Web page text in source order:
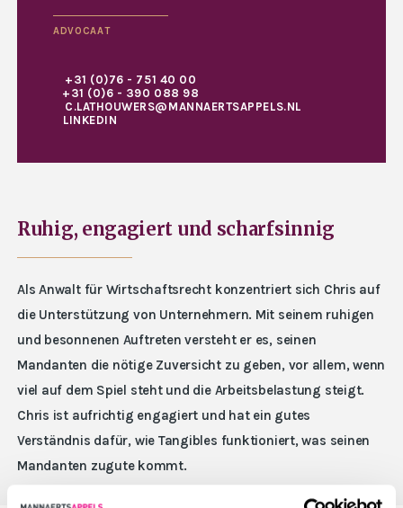
ADVOCAAT
+31 (0)76 - 751 40 00
+31 (0)6 - 390 088 98
C.LATHOUWERS@MANNAERTSAPPELS.NL
LINKEDIN
Ruhig, engagiert und scharfsinnig
Als Anwalt für Wirtschaftsrecht konzentriert sich Chris auf
die Unterstützung von Unternehmern. Mit seinem ruhigen
und besonnenen Auftreten versteht er es, seinen
Mandanten die nötige Zuversicht zu geben, vor allem, wenn
viel auf dem Spiel steht und die Arbeitsbelastung steigt.
Chris ist aufrichtig engagiert und hat ein gutes
Verständnis dafür, wie Tangibles funktioniert, was seinen
Mandanten zugute kommt.